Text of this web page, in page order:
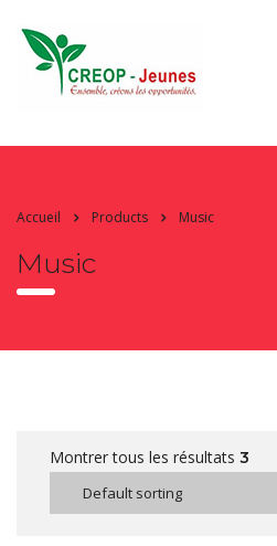
Accueil Products Music
Music
Montrer tous les résultats 3
Default sorting